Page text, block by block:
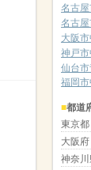
名古
名古
大阪
神戸
仙台
福岡
都道
東京都
大阪府
神奈